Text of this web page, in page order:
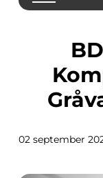
BDT-avlopp: En
02 september